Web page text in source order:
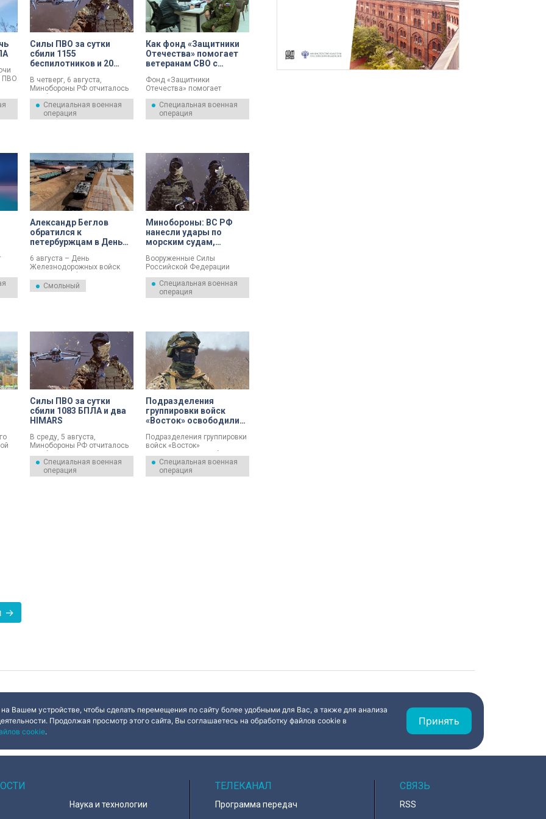
ПВО
Силы ПВО за сутки
сбили 1155
беспилотников и 20
В четверг, 6 августа,
Минобороны РФ отчиталось
о работе ПВО.
Специальная военная
операция
Как фонд «Защитники
Отечества» помогает
ветеранам СВО с
Фонд «Защитники
Отечества» помогает
боевых действий
участникам СВО в
выстраивании
Специальная военная
операция
Александр Беглов
обратился к
петербуржцам в День
войск РФ
​​​​​​6 августа – День
Железнодорожных войск
Российской Федерации.
Губернатор Александр
Беглов обратился ко всем
Смольный
Минобороны: ВС РФ
нанесли удары по
морским судам,
интересах ВСУ
Вооруженные Силы
Российской Федерации
ударов по морским судам,
задействованным в
интересах ВСУ. Об этом 6
Специальная военная
операция
Силы ПВО за сутки
сбили 1083 БПЛА и два
HIMARS
В среду, 5 августа,
Минобороны РФ отчиталось
о работе ПВО.
Специальная военная
операция
Подразделения
группировки войск
«Восток» освободили
Зарница в Запорожской
области
Подразделения группировки
войск «Восток»
продвинулись в глубину
обороны противника и
освободили населенный
Специальная военная
операция
→
Вашем устройстве, чтобы сделать перемещения по сайту более удобными для Вас, а также для анализа
Продолжая просмотр этого сайта, Вы соглашаетесь на обработку файлов cookie в
cookie.
Принять
Наука и технологии
ТЕЛЕКАНАЛ
Программа передач
СВЯЗЬ
RSS